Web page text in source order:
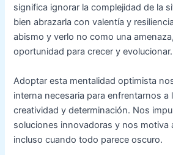
significa ignorar la complejidad de la
bien abrazarla con valentía y
abismo y verlo no como una
oportunidad para crecer y evolucionar.
Adoptar esta mentalidad optimista
interna necesaria para enfrentarnos a
creatividad y determinación. Nos
soluciones innovadoras y nos motiva
incluso cuando todo parece oscuro.